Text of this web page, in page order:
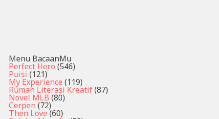
Menu BacaanMu
Perfect Hero (546)
Puisi (121)
My Experience (119)
Rumah Literasi Kreatif(87)
Novel MLB (80)
Cerpen (72)
Then Love (60)